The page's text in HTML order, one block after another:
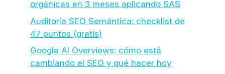
orgánicas en 3 meses aplicando SAS
Auditoría SEO Semántica: checklist de
47 puntos (gratis)
Google AI Overviews: cómo está
cambiando el SEO y qué hacer hoy